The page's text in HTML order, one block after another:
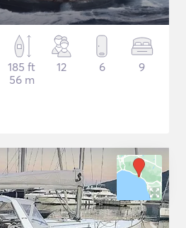
185 ft
56 m
12 6 9